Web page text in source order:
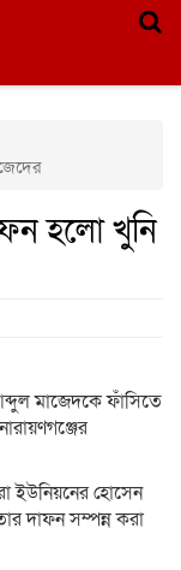
হলো খুনি
মাজেদকে ফাঁসিতে
ইউনিয়নের হোসেন
দাফন সম্পন্ন করা